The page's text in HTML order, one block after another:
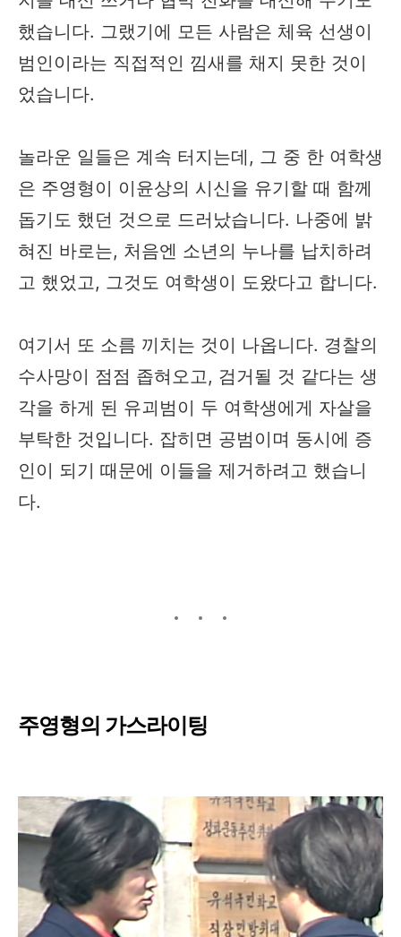
했습니다. 그랬기에 모든 사람은 체육 선생이
범인이라는 직접적인 낌새를 채지 못한 것이
었습니다.
놀라운 일들은 계속 터지는데, 그 중 한 여학생
은 주영형이 이윤상의 시신을 유기할 때 함께
돕기도 했던 것으로 드러났습니다. 나중에 밝
혀진 바로는, 처음엔 소년의 누나를 납치하려
고 했었고, 그것도 여학생이 도왔다고 합니다.
여기서 또 소름 끼치는 것이 나옵니다. 경찰의
수사망이 점점 좁혀오고, 검거될 것 같다는 생
각을 하게 된 유괴범이 두 여학생에게 자살을
부탁한 것입니다. 잡히면 공범이며 동시에 증
인이 되기 때문에 이들을 제거하려고 했습니
다.
주영형의 가스라이팅